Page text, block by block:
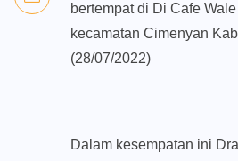
bertempat di Di Cafe
kecamatan Cimenyan
(28/07/2022)
Dalam kesempatan ini